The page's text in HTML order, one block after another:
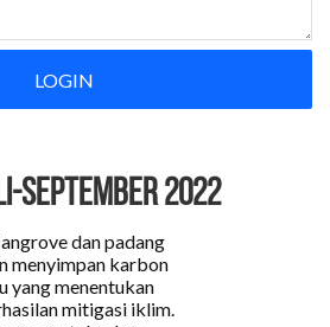
LOGIN
September 2022